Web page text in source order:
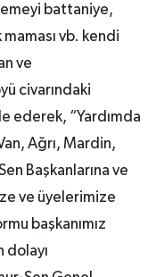
battaniye,
vb. kendi
ve
civarındaki
ederek, “Yardımda
Ağrı, Mardin,
Başkanlarına ve
ve üyelerimize
başkanımız
dolayı